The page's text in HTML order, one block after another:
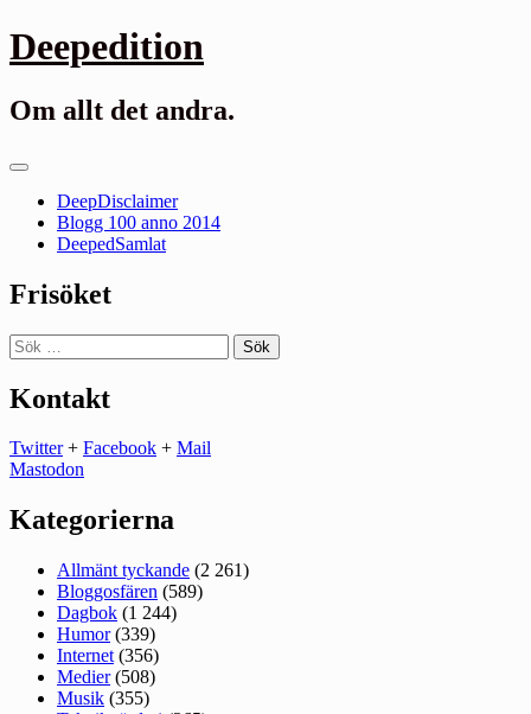
Gå
till
Deepedition
Om allt det andra.
Primär
DeepDisclaimer
Blogg 100 anno 2014
DeepedSamlat
Frisöket
Sök
efter:
Kontakt
Twitter+ Facebook + Mail
Mastodon
Kategorierna
Allmänt tyckande (2 261)
Bloggosfären (589)
Dagbok (1 244)
Humor(339)
Internet (356)
Medier(508)
Musik (355)